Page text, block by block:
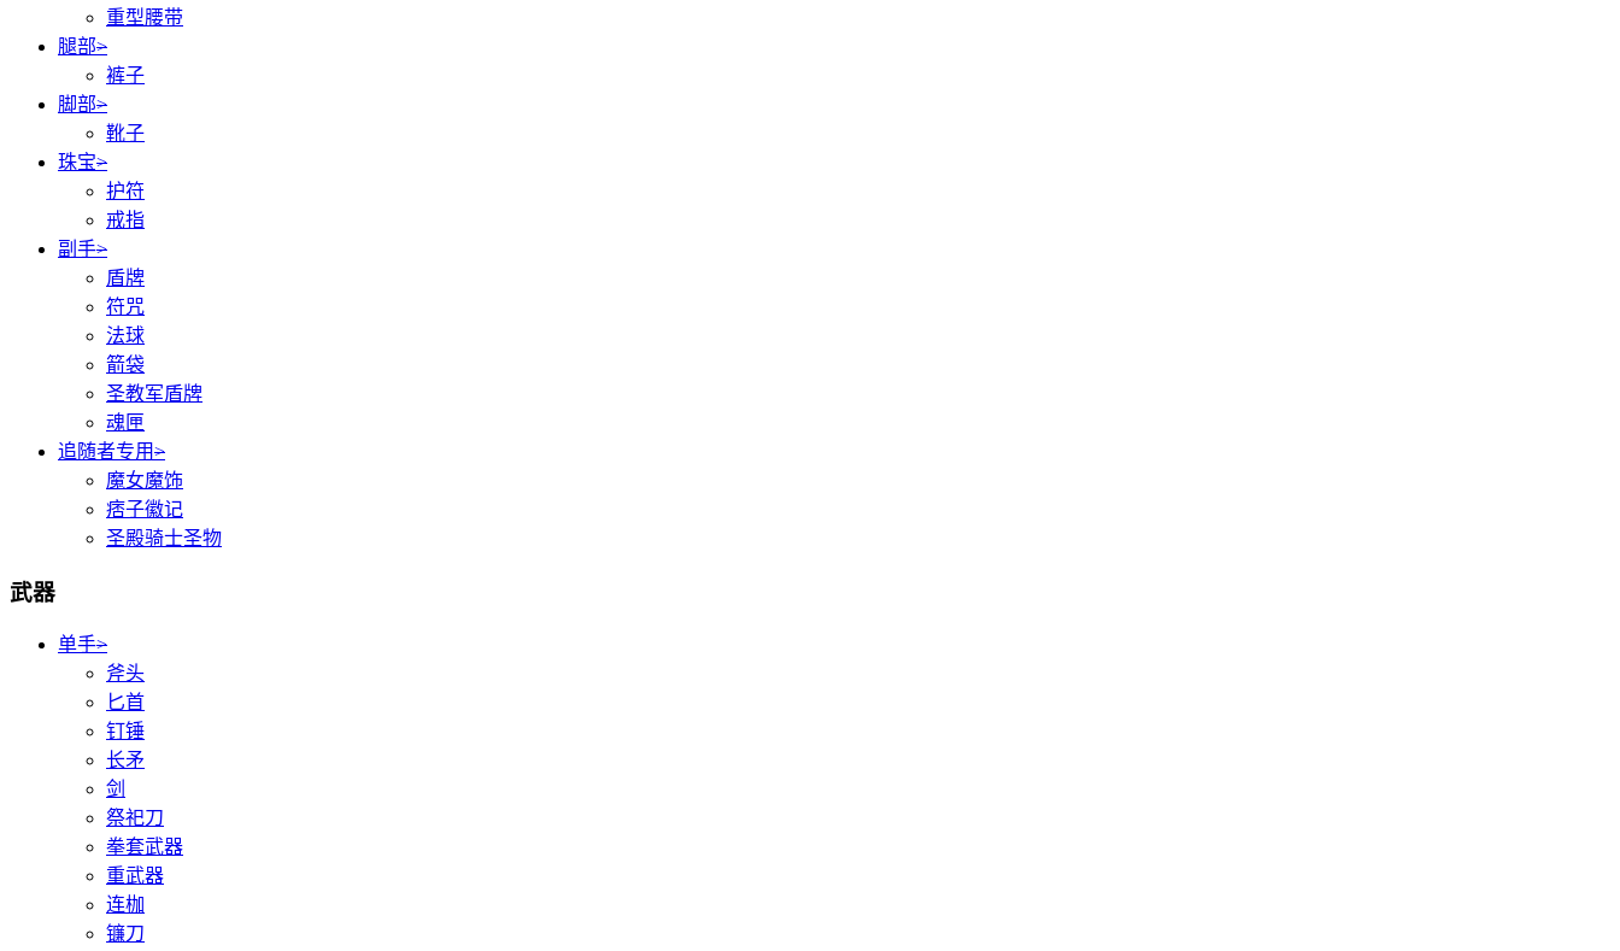
重型腰带
腿部>
裤子
脚部>
靴子
珠宝>
护符
戒指
副手>
盾牌
符咒
法球
箭袋
圣教军盾牌
魂匣
追随者专用>
魔女魔饰
痞子徽记
圣殿骑士圣物
武器
单手>
斧头
匕首
钉锤
长矛
剑
祭祀刀
拳套武器
重武器
连枷
镰刀